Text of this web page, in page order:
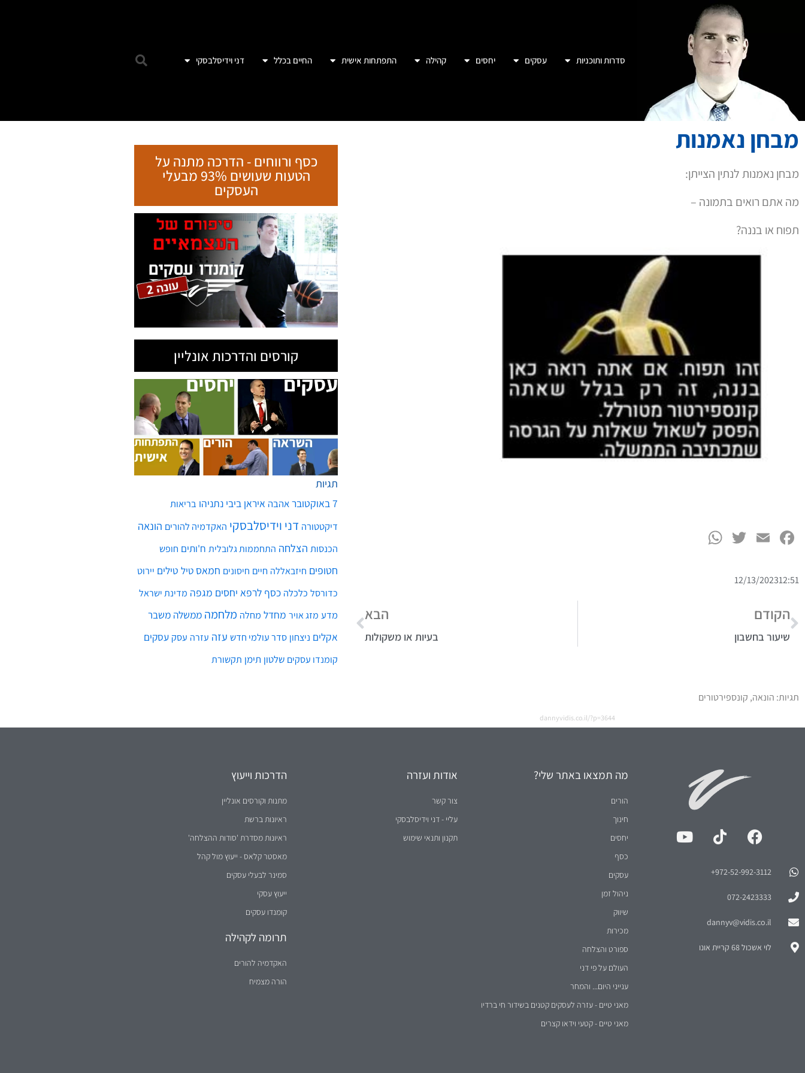
סדרות ותוכניות עסקים יחסים קהילה התפתחות אישית החיים בכלל דני וידיסלבסקי
מבחן נאמנות
מבחן נאמנות לנתין הצייתן:
מה אתם רואים בתמונה –
תפוח או בננה?
Facebook
Email
Twitter
12:51
12/13/2023
הקודם
שיעור בחשבון
הבא
בעיות או משקולות
תגיות: הונאה, קונספירטורים
dannyvidis.co.il/?p=3644
כסף ורווחים - הדרכה מתנה על
הטעות שעושים 93% מבעלי
העסקים
קורסים והדרכות אונליין
תגיות
7 באוקטובר
אהבה איראן ביבי נתניהו בריאות
דיקטטורה דני וידיסלבסקי האקדמיה להורים הונאה
הכנסות הצלחה התחממות גלובלית ח'ותים חופש
חטופים חיזבאללה חיים חיסונים חמאס טיל טילים יירוט
כדורסל כלכלה כסף לרפא יחסים מגפה מדינת ישראל
מדע מזג אויר מחדל מחלה מלחמה ממשלה משבר
אקלים ניצחון סדר עולמי חדש עזה עזרה עסק עסקים
קומנדו עסקים שלטון תימן תקשורת
972-52-992-3112⁩+
072-2423333
dannyv@vidis.co.il
לוי אשכול 68 קריית אונו
מה תמצאו באתר שלי?
הורים
חינוך
יחסים
כסף
עסקים
ניהול זמן
שיווק
מכירות
ספורט והצלחה
העולם על פי דני
ענייני היום... והמחר
מאני טיים - עזרה לעסקים קטנים בשידור חי ברדיו
מאני טיים - קטעי וידאו קצרים
אודות ועזרה
צור קשר
עליי - דני וידיסלבסקי
תקנון ותנאי שימוש
הדרכות וייעוץ
מתנות וקורסים אונליין
ראיונות ברשת
ראיונות מסדרת 'סודות ההצלחה'
מאסטר קלאס - ייעוץ מול קהל
סמינר לבעלי עסקים
ייעוץ עסקי
קומנדו עסקים
תרומה לקהילה
האקדמיה להורים
הורה מצמיח